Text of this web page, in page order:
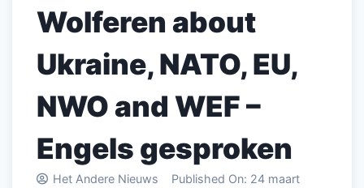
Wolferen about
Ukraine, NATO, EU,
NWO and WEF –
Engels gesproken
Het Andere Nieuws Published On: 24 maart